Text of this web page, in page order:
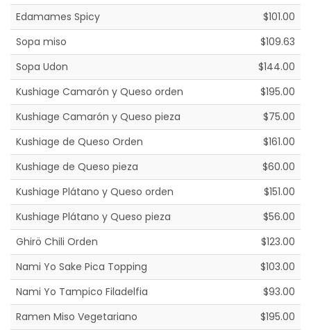
Edamames Spicy
$101.00
Sopa miso
$109.63
Sopa Udon
$144.00
Kushiage Camarón y Queso orden
$195.00
Kushiage Camarón y Queso pieza
$75.00
Kushiage de Queso Orden
$161.00
Kushiage de Queso pieza
$60.00
Kushiage Plátano y Queso orden
$151.00
Kushiage Plátano y Queso pieza
$56.00
Ghirö Chili Orden
$123.00
Nami Yo Sake Pica Topping
$103.00
Nami Yo Tampico Filadelfia
$93.00
Ramen Miso Vegetariano
$195.00